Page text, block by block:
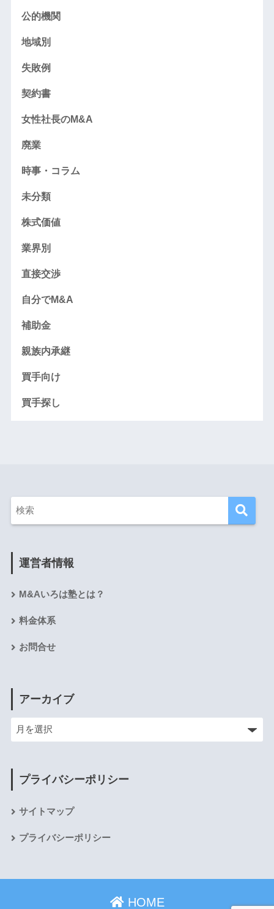
公的機関
地域別
失敗例
契約書
女性社長のM&A
廃業
時事・コラム
未分類
株式価値
業界別
直接交渉
自分でM&A
補助金
親族内承継
買手向け
買手探し
運営者情報
M&Aいろは塾とは？
料金体系
お問合せ
アーカイブ
プライバシーポリシー
サイトマップ
プライバシーポリシー
HOME